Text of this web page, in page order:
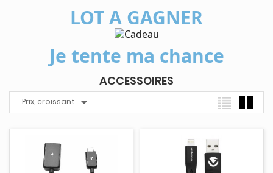
LOT A GAGNER
Je tente ma chance
ACCESSOIRES
Prix, croissant 